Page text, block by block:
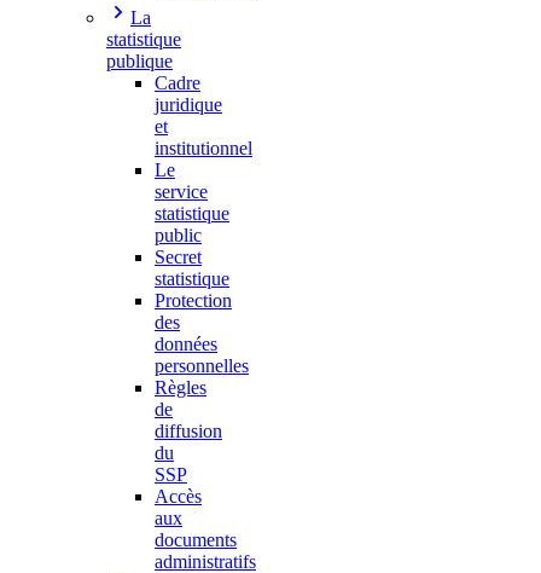
La
statistique
publique
Cadre
juridique
et
institutionnel
Le
service
statistique
public
Secret
statistique
Protection
des
données
personnelles
Règles
de
diffusion
du
SSP
Accès
aux
documents
administratifs